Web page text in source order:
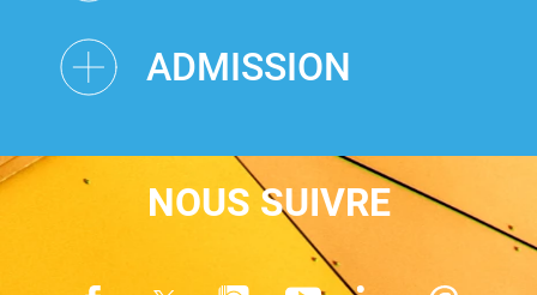
ADMISSION
NOUS SUIVRE